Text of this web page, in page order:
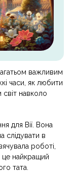
важливим
часи, як любити
навколо
для Вії. Вона
слідувати в
роботі,
найкращий
тата.